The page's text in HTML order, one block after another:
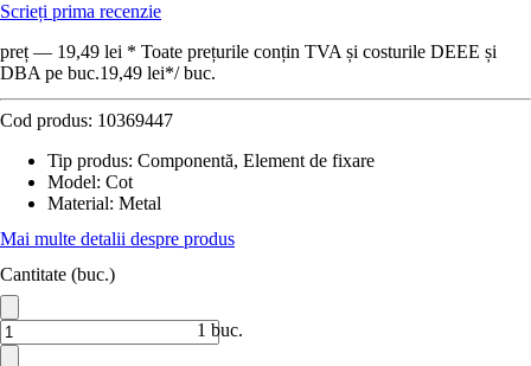
Scrieți prima recenzie
preț — 19,49 lei * Toate prețurile conțin TVA și costurile DEEE și
DBA pe buc.19,49 lei*/ buc.
Cod produs: 10369447
Tip produs: Componentă, Element de fixare
Model: Cot
Material: Metal
Mai multe detalii despre produs
Cantitate (buc.)
1 buc.